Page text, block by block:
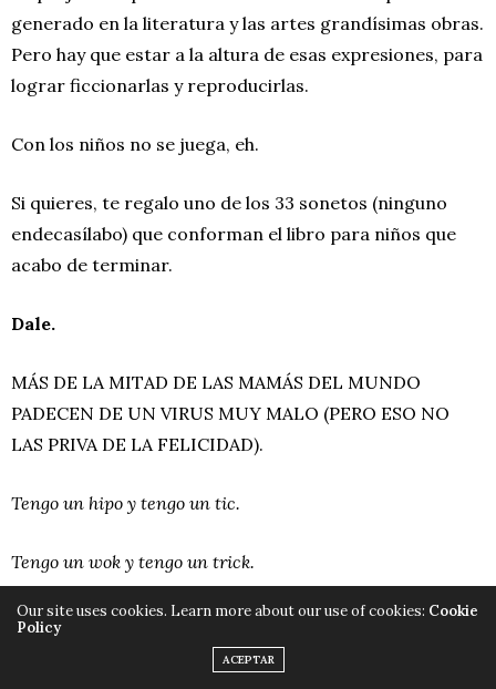
generado en la literatura y las artes grandísimas obras.
Pero hay que estar a la altura de esas expresiones, para
lograr ficcionarlas y reproducirlas.
Con los niños no se juega, eh.
Si quieres, te regalo uno de los 33 sonetos (ninguno
endecasílabo) que conforman el libro para niños que
acabo de terminar.
Dale.
MÁS DE LA MITAD DE LAS MAMÁS DEL MUNDO
PADECEN DE UN VIRUS MUY MALO (PERO ESO NO
LAS PRIVA DE LA FELICIDAD).
Tengo un hipo y tengo un tic.
Tengo un wok y tengo un trick.
Tengo un apellido (sic).
Tengo un carácter antique.
Our site uses cookies. Learn more about our use of cookies: Cookie
Policy
ACEPTAR